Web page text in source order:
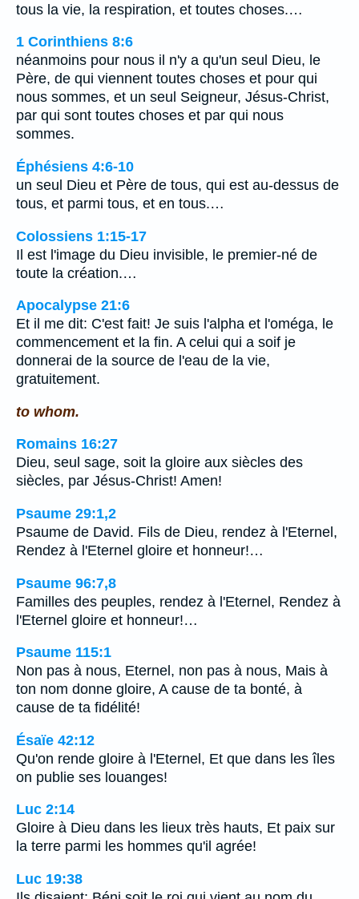
tous la vie, la respiration, et toutes choses.…
1 Corinthiens 8:6
néanmoins pour nous il n'y a qu'un seul Dieu, le
Père, de qui viennent toutes choses et pour qui
nous sommes, et un seul Seigneur, Jésus-Christ,
par qui sont toutes choses et par qui nous
sommes.
Éphésiens 4:6-10
un seul Dieu et Père de tous, qui est au-dessus de
tous, et parmi tous, et en tous.…
Colossiens 1:15-17
Il est l'image du Dieu invisible, le premier-né de
toute la création.…
Apocalypse 21:6
Et il me dit: C'est fait! Je suis l'alpha et l'oméga, le
commencement et la fin. A celui qui a soif je
donnerai de la source de l'eau de la vie,
gratuitement.
to whom.
Romains 16:27
Dieu, seul sage, soit la gloire aux siècles des
siècles, par Jésus-Christ! Amen!
Psaume 29:1,2
Psaume de David. Fils de Dieu, rendez à l'Eternel,
Rendez à l'Eternel gloire et honneur!…
Psaume 96:7,8
Familles des peuples, rendez à l'Eternel, Rendez à
l'Eternel gloire et honneur!…
Psaume 115:1
Non pas à nous, Eternel, non pas à nous, Mais à
ton nom donne gloire, A cause de ta bonté, à
cause de ta fidélité!
Ésaïe 42:12
Qu'on rende gloire à l'Eternel, Et que dans les îles
on publie ses louanges!
Luc 2:14
Gloire à Dieu dans les lieux très hauts, Et paix sur
la terre parmi les hommes qu'il agrée!
Luc 19:38